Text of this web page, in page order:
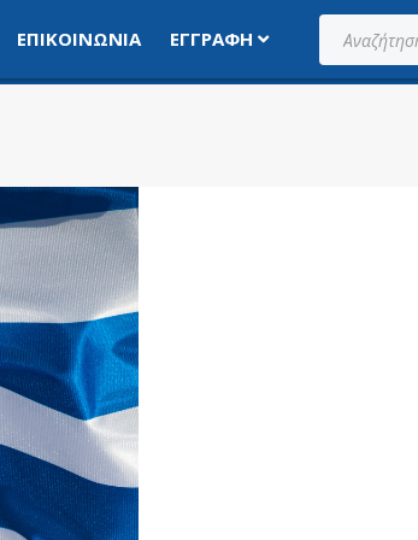
ΕΠΙΚΟΙΝΩΝΊΑ ΕΓΓΡΑΦΉ Αναζήτηση...